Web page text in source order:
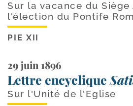
Sur la vacance du
l'élection du Pontife
PIE XII
29 juin 1896
Lettre encyclique
Sur l'Unité de l'Eglise